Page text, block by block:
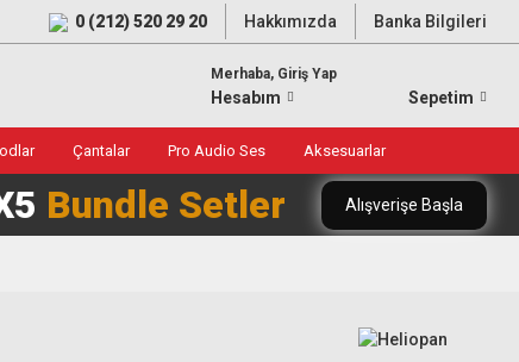
0 (212) 520 29 20 Hakkımızda Banka Bilgileri
Merhaba, Giriş Yap
Hesabım Sepetim
Çantalar Pro Audio Ses Aksesuarlar
Bundle Setler Alışverişe Başla